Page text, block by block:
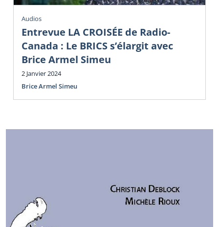
Audios
Entrevue LA CROISÉE de Radio-
Canada : Le BRICS s’élargit avec
Brice Armel Simeu
2 Janvier 2024
Brice Armel Simeu